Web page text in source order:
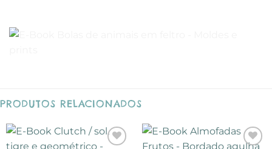
PRODUTOS RELACIONADOS